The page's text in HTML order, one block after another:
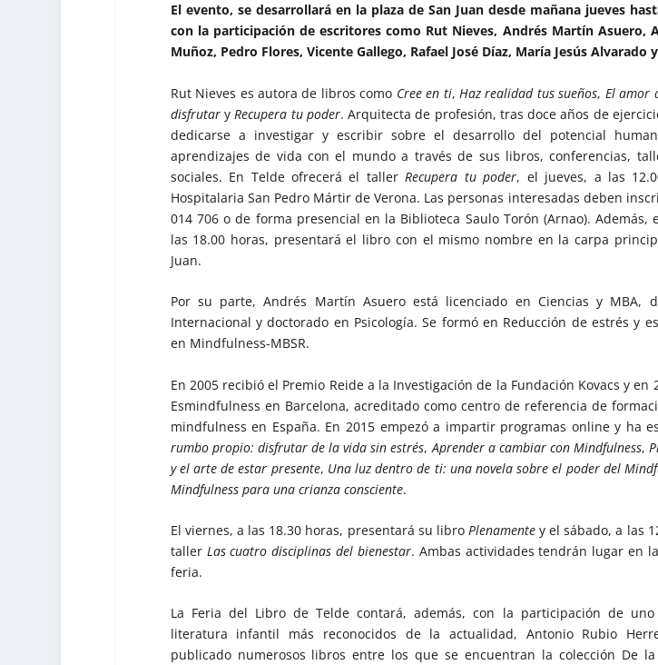
El evento, se desarrollará en la plaza de San Juan desde mañana jueves
con la participación de escritores como Rut Nieves, Andrés Martín Asuero,
Muñoz, Pedro Flores, Vicente Gallego, Rafael José Díaz, María Jesús Alvarado
Rut Nieves es autora de libros como Cree en ti, Haz realidad tus sueños, El amor
disfrutary Recupera tu poder. Arquitecta de profesión, tras doce años de
dedicarse a investigar y escribir sobre el desarrollo del potencial
aprendizajes de vida con el mundo a través de sus libros, conferencias,
sociales. En Telde ofrecerá el taller Recupera tu poder, el jueves, a las
Hospitalaria San Pedro Mártir de Verona. Las personas interesadas deben
014 706 o de forma presencial en la Biblioteca Saulo Torón (Arnao). Además,
las 18.00 horas, presentará el libro con el mismo nombre en la carpa
Juan.
Por su parte, Andrés Martín Asuero está licenciado en Ciencias y MBA,
Internacional y doctorado en Psicología. Se formó en Reducción de estrés y
en Mindfulness-MBSR.
En 2005 recibió el Premio Reide a la Investigación de la Fundación Kovacs y
Esmindfulness en Barcelona, acreditado como centro de referencia de
mindfulness en España. En 2015 empezó a impartir programas online y ha
rumbo propio: disfrutar de la vida sin estrés, Aprender a cambiar con Mindfulness,
y el arte de estar presente, Una luz dentro de ti: una novela sobre el poder del
Mindfulness para una crianza consciente.
El viernes, a las 18.30 horas, presentará su libro Plenamentey el sábado, a las
taller Las cuatro disciplinas del bienestar. Ambas actividades tendrán lugar en
feria.
La Feria del Libro de Telde contará, además, con la participación de
literatura infantil más reconocidos de la actualidad, Antonio Rubio
publicado numerosos libros entre los que se encuentran la colección De